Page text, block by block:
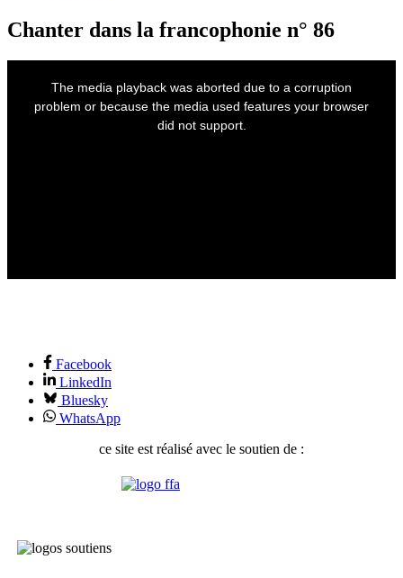
Chanter dans la francophonie n° 86
window.
The media playback was aborted due to a corruption
problem or because the media used features your browser
did not support.
Facebook
LinkedIn
Bluesky
WhatsApp
ce site est réalisé avec le soutien de :